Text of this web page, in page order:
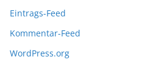
Eintrags-Feed
Kommentar-Feed
WordPress.org